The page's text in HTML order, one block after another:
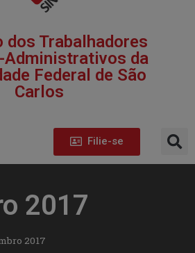
dos Trabalhadores
Administrativos da
Federal de São
Carlos​
Filie-se
2017
2017